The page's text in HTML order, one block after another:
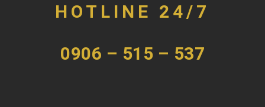
HOTLINE 24/7
0906 – 515 – 537